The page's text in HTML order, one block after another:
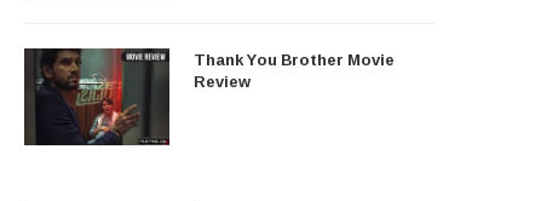
Thank You Brother Movie
Review